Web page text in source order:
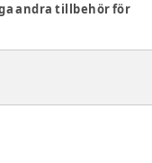
andra tillbehör för
som förseglar
våtservetter
till papperskorgen